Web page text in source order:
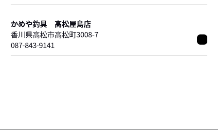
かめや釣具 高松屋島店
香川県高松市高松町3008-7
087-843-9141